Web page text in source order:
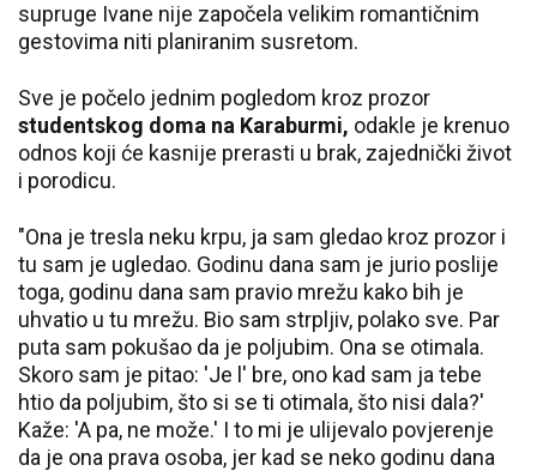
supruge Ivane nije započela velikim romantičnim
gestovima niti planiranim susretom.
Sve je počelo jednim pogledom kroz prozor
studentskog doma na Karaburmi, odakle je krenuo
odnos koji će kasnije prerasti u brak, zajednički život
i porodicu.
"Ona je tresla neku krpu, ja sam gledao kroz prozor i
tu sam je ugledao. Godinu dana sam je jurio poslije
toga, godinu dana sam pravio mrežu kako bih je
uhvatio u tu mrežu. Bio sam strpljiv, polako sve. Par
puta sam pokušao da je poljubim. Ona se otimala.
Skoro sam je pitao: 'Je l' bre, ono kad sam ja tebe
htio da poljubim, što si se ti otimala, što nisi dala?'
Kaže: 'A pa, ne može.' I to mi je ulijevalo povjerenje
da je ona prava osoba, jer kad se neko godinu dana